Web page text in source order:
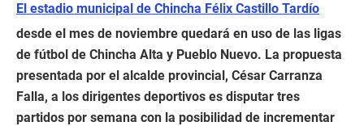
El estadio municipal de Chincha Félix Castillo Tardío
desde el mes de noviembre quedará en uso de las ligas
de fútbol de Chincha Alta y Pueblo Nuevo. La propuesta
presentada por el alcalde provincial, César Carranza
Falla, a los dirigentes deportivos es disputar tres
partidos por semana con la posibilidad de incrementar